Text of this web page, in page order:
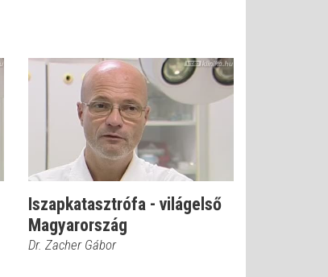
Iszapkatasztrófa - világelső
Magyarország
Dr. Zacher Gábor